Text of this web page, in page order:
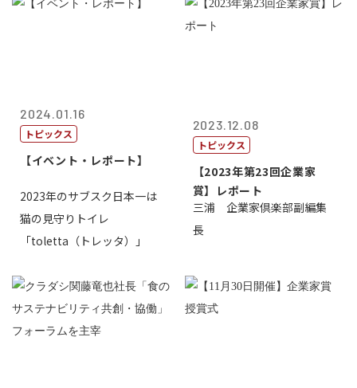
2024.01.16
トピックス
【イベント・レポート】
2023年のサブスク日本一は
猫の見守りトイレ
「toletta（トレッタ）」
2023.12.08
トピックス
【2023年第23回企業家
賞】レポート
三浦 企業家倶楽部副編集
長